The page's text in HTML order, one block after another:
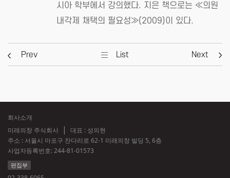
시아 학부에서 강의했다. 지은 책으로는 ≪의원
내각제 채택의 필요성≫(2009)이 있다.
Prev List Next
회사소개
미래의창 주식회사
대표 : 성의현
주소 : 서울시 마포구 잔다리로 62-1 미래의창 빌딩 5, 6층
사업자등록번호:244-81-01573
편집부